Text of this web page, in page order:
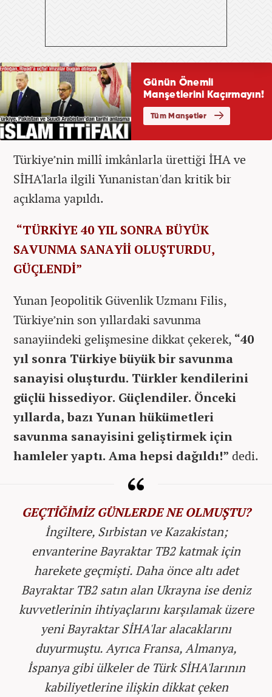
Türkiye’nin millî imkânlarla ürettiği İHA ve
SİHA'larla ilgili Yunanistan'dan kritik bir
açıklama yapıldı.
“TÜRKİYE 40 YIL SONRA BÜYÜK
SAVUNMA SANAYİİ OLUŞTURDU,
GÜÇLENDİ”
Yunan Jeopolitik Güvenlik Uzmanı Filis,
Türkiye’nin son yıllardaki savunma
sanayiindeki gelişmesine dikkat çekerek, “40
yıl sonra Türkiye büyük bir savunma
sanayisi oluşturdu. Türkler kendilerini
güçlü hissediyor. Güçlendiler. Önceki
yıllarda, bazı Yunan hükümetleri
savunma sanayisini geliştirmek için
hamleler yaptı. Ama hepsi dağıldı!” dedi.
GEÇTİĞİMİZ GÜNLERDE NE OLMUŞTU?
İngiltere, Sırbistan ve Kazakistan;
envanterine Bayraktar TB2 katmak için
harekete geçmişti. Daha önce altı adet
Bayraktar TB2 satın alan Ukrayna ise deniz
kuvvetlerinin ihtiyaçlarını karşılamak üzere
yeni Bayraktar SİHA'lar alacaklarını
duyurmuştu. Ayrıca Fransa, Almanya,
İspanya gibi ülkeler de Türk SİHA'larının
kabiliyetlerine ilişkin dikkat çeken